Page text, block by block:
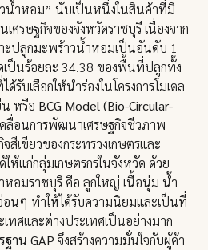
วน้ำหอม” นับเป็นหนึ่งในสินค้าที่มี
ศรษฐกิจของจังหวัดราชบุรี เนื่องจาก
ะปลูกมะพร้าวน้ำหอมเป็นอันดับ 1
ป็นร้อยละ 34.38 ของพื้นที่ปลูกทั้ง
รับเลือกให้นำร่องในโครงการโมเดล
หรือ BCG Model (Bio-Circular-
คลื่อนการพัฒนาเศรษฐกิจชีวภาพ
สีเขียวของกระทรวงเกษตรและ
ห้แก่กลุ่มเกษตรกรในจังหวัด ด้วย
อมราชบุรี คือ ลูกใหญ่ เนื้อนุ่ม น้ำ
นๆ ทำให้ได้รับความนิยมและเป็นที่
ทศและต่างประเทศเป็นอย่างมาก
ฐาน GAP จึงสร้างความมั่นใจกับผู้ค้า